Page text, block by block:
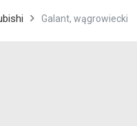
Galant, wągrowiecki